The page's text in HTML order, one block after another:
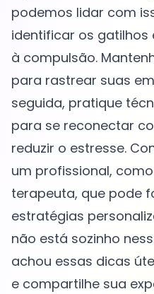
podemos lidar com
identificar os gatilhos
à compulsão.
para rastrear suas
seguida, pratique
para se reconectar
reduzir o estresse.
um profissional,
terapeuta, que pode
estratégias
não está sozinho
achou essas dicas
e compartilhe sua